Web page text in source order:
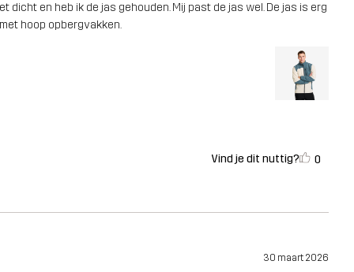
dicht en heb ik de jas gehouden. Mij past de jas wel. De jas is erg
hoop opbergvakken.
Vind je dit nuttig? 0
30 maart 2026